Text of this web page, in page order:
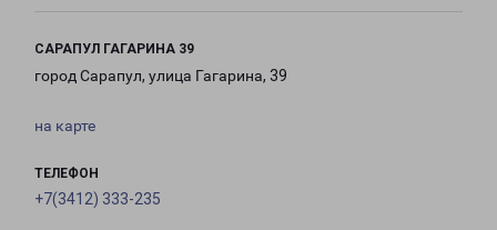
САРАПУЛ ГАГАРИНА 39
город Сарапул, улица Гагарина, 39
на карте
ТЕЛЕФОН
+7(3412) 333-235